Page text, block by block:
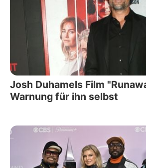
Josh Duhamels Film
Warnung für ihn selbst